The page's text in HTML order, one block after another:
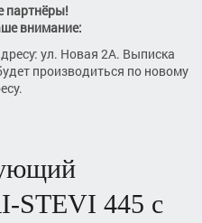
внимание:
ул. Новая 2А. Выписка
производиться по новому
STEVI 445 с